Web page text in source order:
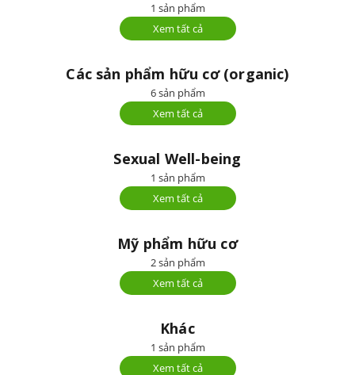
1 sản phẩm
Xem tất cả
Các sản phẩm hữu cơ (organic)
6 sản phẩm
Xem tất cả
Sexual Well-being
1 sản phẩm
Xem tất cả
Mỹ phẩm hữu cơ
2 sản phẩm
Xem tất cả
Khác
1 sản phẩm
Xem tất cả